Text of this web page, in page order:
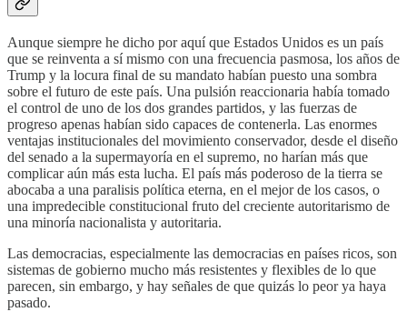
Aunque siempre he dicho por aquí que Estados Unidos es un país
que se reinventa a sí mismo con una frecuencia pasmosa, los años de
Trump y la locura final de su mandato habían puesto una sombra
sobre el futuro de este país. Una pulsión reaccionaria había tomado
el control de uno de los dos grandes partidos, y las fuerzas de
progreso apenas habían sido capaces de contenerla. Las enormes
ventajas institucionales del movimiento conservador, desde el diseño
del senado a la supermayoría en el supremo, no harían más que
complicar aún más esta lucha. El país más poderoso de la tierra se
abocaba a una paralisis política eterna, en el mejor de los casos, o
una impredecible constitucional fruto del creciente autoritarismo de
una minoría nacionalista y autoritaria.
Las democracias, especialmente las democracias en países ricos, son
sistemas de gobierno mucho más resistentes y flexibles de lo que
parecen, sin embargo, y hay señales de que quizás lo peor ya haya
pasado.